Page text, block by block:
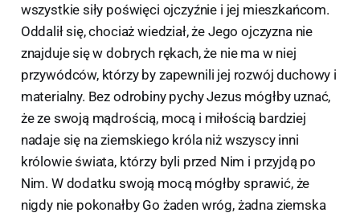
wszystkie siły poświęci ojczyźnie i jej mieszkańcom.
Oddalił się, chociaż wiedział, że Jego ojczyzna nie
znajduje się w dobrych rękach, że nie ma w niej
przywódców, którzy by zapewnili jej rozwój duchowy i
materialny. Bez odrobiny pychy Jezus mógłby uznać,
że ze swoją mądrością, mocą i miłością bardziej
nadaje się na ziemskiego króla niż wszyscy inni
królowie świata, którzy byli przed Nim i przyjdą po
Nim. W dodatku swoją mocą mógłby sprawić, że
nigdy nie pokonałby Go żaden wróg, żadna ziemska